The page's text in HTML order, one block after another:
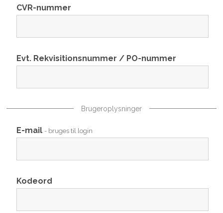
CVR-nummer
Evt. Rekvisitionsnummer / PO-nummer
Brugeroplysninger
E-mail - bruges til login
Kodeord